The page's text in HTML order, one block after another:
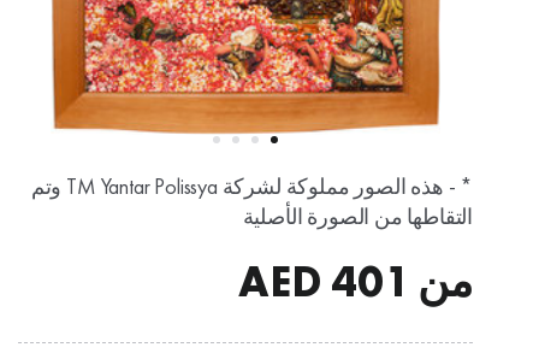
* - هذه الصور مملوكة لشركة TM Yantar Polissya وتم
التقاطها من الصورة الأصلية
من